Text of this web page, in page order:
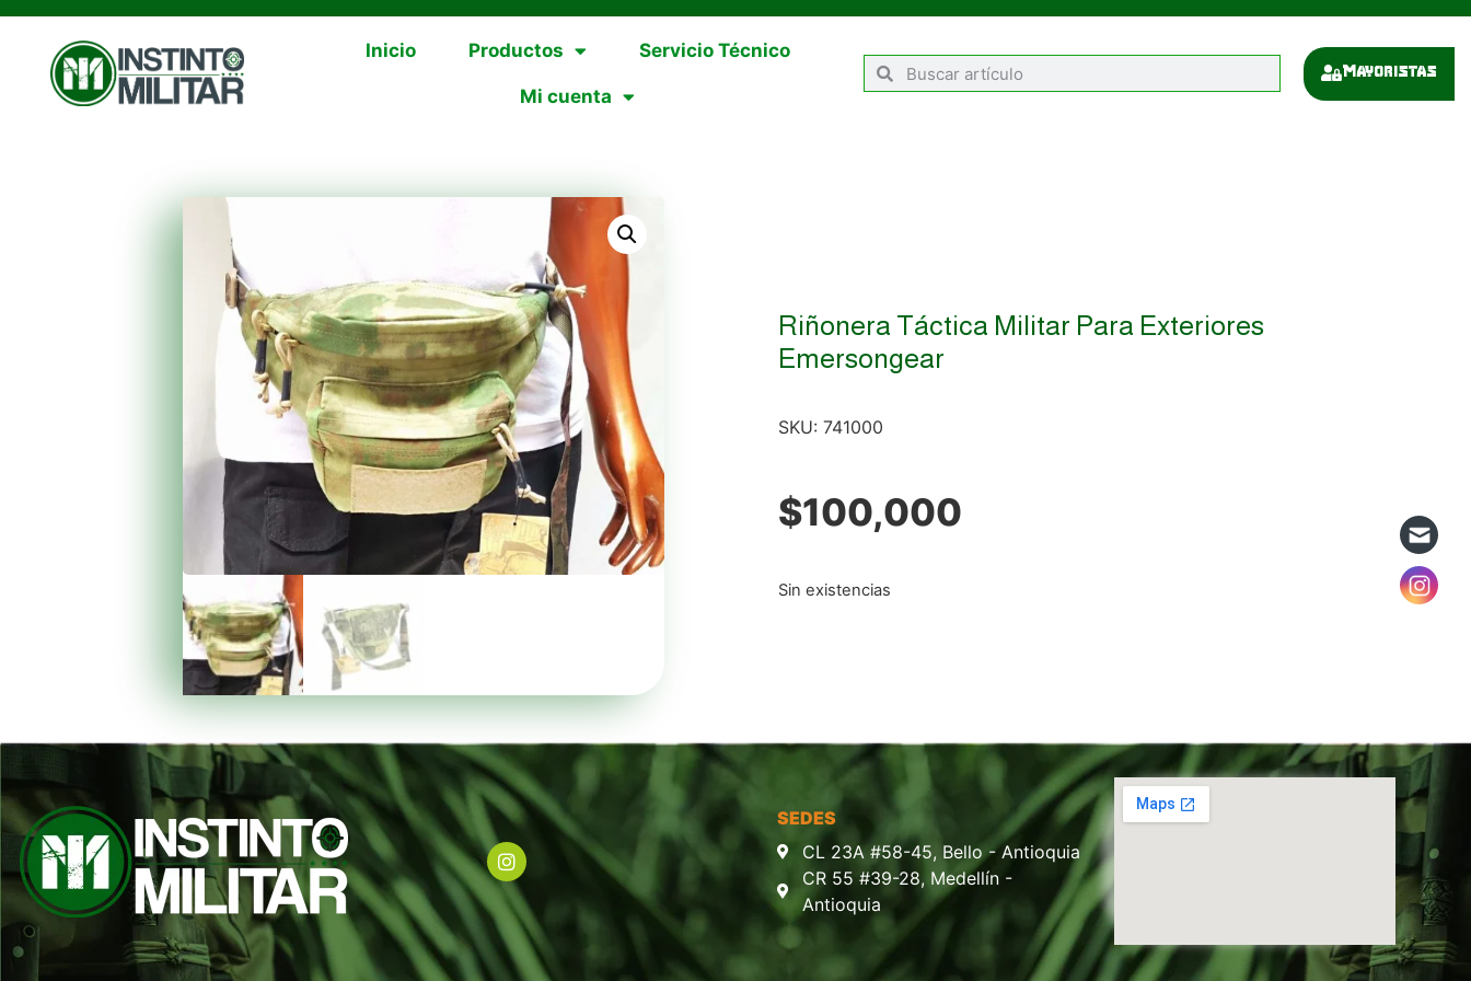
Inicio Productos Servicio Técnico
Mi cuenta
Mayoristas
Riñonera Táctica Militar Para Exteriores
Emersongear
SKU: 741000
$100,000
Sin existencias
SEDES
CL 23A #58-45, Bello - Antioquia
CR 55 #39-28, Medellín -
Antioquia